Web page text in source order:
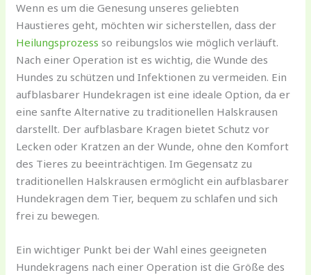
Wenn es um die Genesung unseres geliebten
Haustieres geht, möchten wir sicherstellen, dass der
Heilungsprozess so reibungslos wie möglich verläuft.
Nach einer Operation ist es wichtig, die Wunde des
Hundes zu schützen und Infektionen zu vermeiden. Ein
aufblasbarer Hundekragen ist eine ideale Option, da er
eine sanfte Alternative zu traditionellen Halskrausen
darstellt. Der aufblasbare Kragen bietet Schutz vor
Lecken oder Kratzen an der Wunde, ohne den Komfort
des Tieres zu beeinträchtigen. Im Gegensatz zu
traditionellen Halskrausen ermöglicht ein aufblasbarer
Hundekragen dem Tier, bequem zu schlafen und sich
frei zu bewegen.
Ein wichtiger Punkt bei der Wahl eines geeigneten
Hundekragens nach einer Operation ist die Größe des